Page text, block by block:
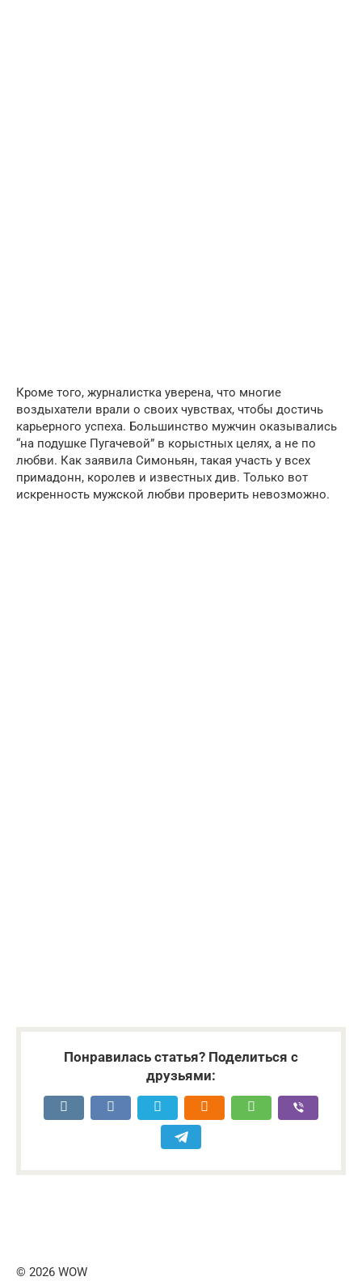
Кроме того, журналистка уверена, что многие
воздыхатели врали о своих чувствах, чтобы достичь
карьерного успеха. Большинство мужчин оказывались
“на подушке Пугачевой” в корыстных целях, а не по
любви. Как заявила Симоньян, такая участь у всех
примадонн, королев и известных див. Только вот
искренность мужской любви проверить невозможно.
Понравилась статья? Поделиться с
друзьями:
© 2026 WOW